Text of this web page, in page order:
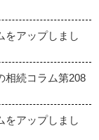
アップしまし
続コラム第208
アップしまし